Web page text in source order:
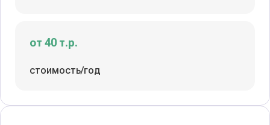
от 40 т.р.
стоимость/год